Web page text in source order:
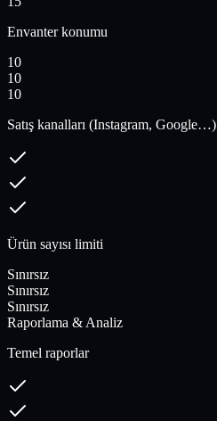
Envanter konumu
10
10
10
Satış kanalları (Instagram, Google…)
Ürün sayısı limiti
Sınırsız
Sınırsız
Sınırsız
Raporlama & Analiz
Temel raporlar